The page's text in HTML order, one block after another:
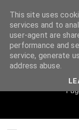
This site uses
services and to
user-agent are
performance and
service, generate
address abuse.